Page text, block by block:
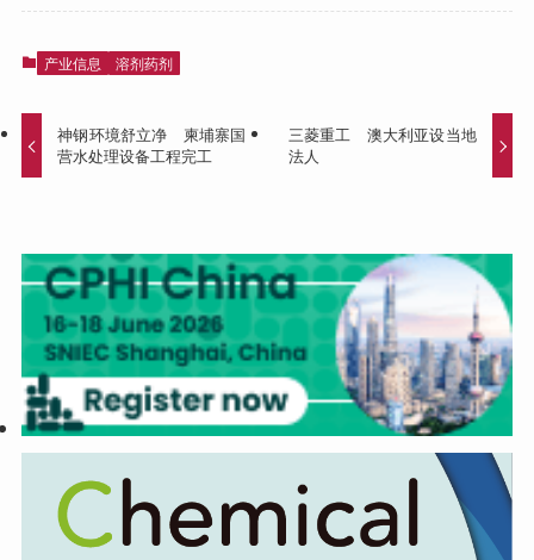
产业信息 溶剂药剂
神钢环境舒立净 柬埔寨国
营水处理设备工程完工
三菱重工 澳大利亚设当地
法人